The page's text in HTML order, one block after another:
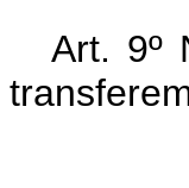
Art. 9º